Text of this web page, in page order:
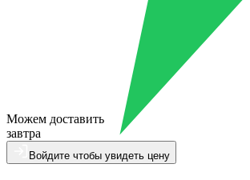
Можем доставить
завтра
Войдите чтобы увидеть цену